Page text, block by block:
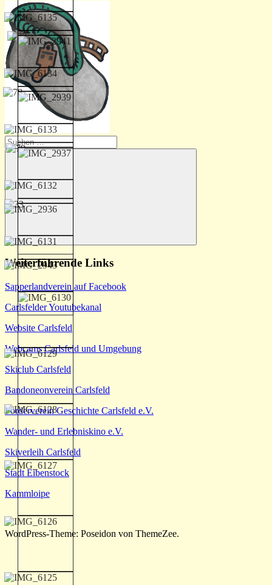
Suchen
nach:
Suchen
Weiterführende Links
Sapperlandverein auf Facebook
Carlsfelder Youtubekanal
Website Carlsfeld
Webcams Carlsfeld und Umgebung
Skiclub Carlsfeld
Bandoneonverein Carlsfeld
Förderverein Geschichte Carlsfeld e.V.
Wander- und Erlebniskino e.V.
Skiverleih Carlsfeld
Stadt Eibenstock
Kammloipe
WordPress-Theme: Poseidon von ThemeZee.